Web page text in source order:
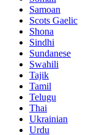
Samoan
Scots Gaelic
Shona
Sindhi
Sundanese
Swahili
Tajik
Tamil
Telugu
Thai
Ukrainian
Urdu